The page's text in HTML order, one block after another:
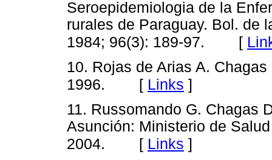
Seroepidemiologia de la
rurales de Paraguay. Bol. de
1984; 96(3): 189-97. [
10. Rojas de Arias A.
1996. [ Links ]
11. Russomando G. Chagas
Asunción: Ministerio de
2004. [ Links ]